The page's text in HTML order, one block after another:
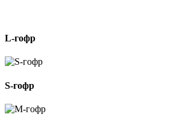
L-гофр
S-гофр